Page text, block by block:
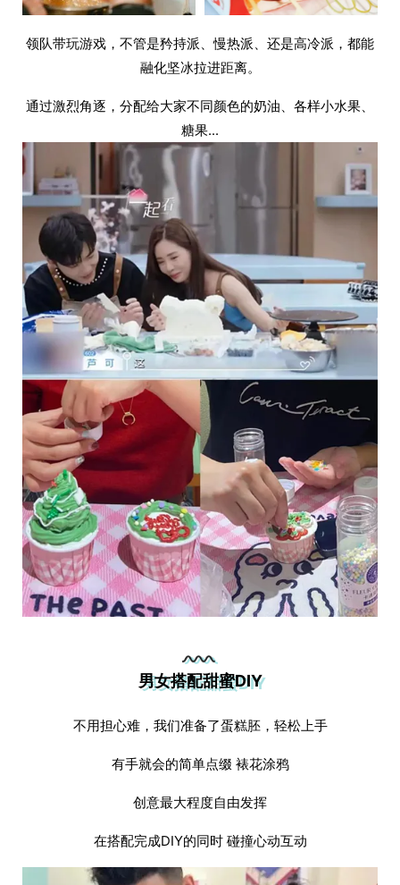
领队带玩游戏，不管是矜持派、慢热派、还是高冷派，都能
融化坚冰拉进距离。
通过激烈角逐，分配给大家不同颜色的奶油、各样小水果、
糖果...
男女搭配甜蜜DIY
不用担心难，我们准备了蛋糕胚，轻松上手
有手就会的简单点缀 裱花涂鸦
创意最大程度自由发挥
在搭配完成DIY的同时 碰撞心动互动